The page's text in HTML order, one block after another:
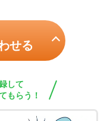
せる
して
もらう！